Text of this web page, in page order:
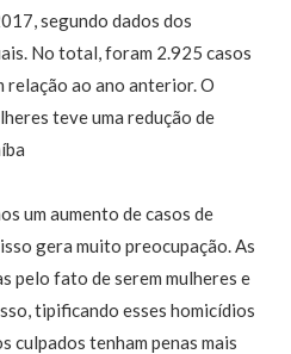
segundo dados dos
No total, foram 2.925 casos
relação ao ano anterior. O
teve uma redução de
um aumento de casos de
gera muito preocupação. As
pelo fato de serem mulheres e
tipificando esses homicídios
culpados tenham penas mais